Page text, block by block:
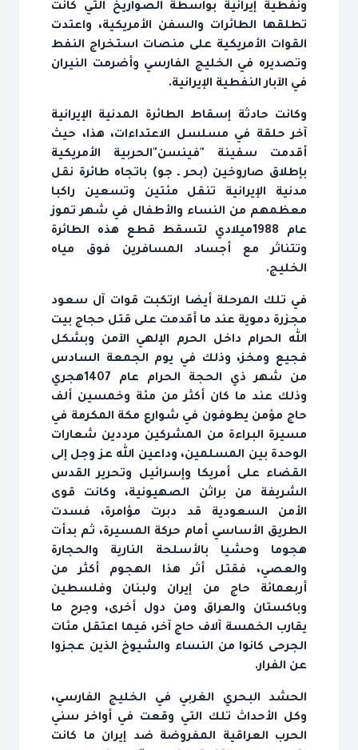
ونفطية إيرانية بواسطة الصواريخ التي كانت
تطلقها الطائرات والسفن الأمريكية، واعتدت
القوات الأمريكية على منصات استخراج النفط
وتصديره في الخليج الفارسي وأضرمت النيران
في الآبار النفطية الإيرانية.
وكانت حادثة إسقاط الطائرة المدنية الإيرانية
آخر حلقة في مسلسل الاعتداءات، هذا، حيث
أقدمت سفينة "فينسن"الحربية الأمريكية
بإطلاق صاروخين (بحر ـ جو) باتجاه طائرة نقل
مدنية الإيرانية تنقل مئتين وتسعين راكبا
معظمهم من النساء والأطفال في شهر تموز
عام 1988ميلادي لتسقط قطع هذه الطائرة
وتتناثر مع أجساد المسافرين فوق مياه
الخليج.
في تلك المرحلة أيضا ارتكبت قوات آل سعود
مجزرة دموية عند ما أقدمت على قتل حجاج بيت
الله الحرام داخل الحرم الإلهي الآمن وبشكل
فجيع ومخز، وذلك في يوم الجمعة السادس
من شهر ذي الحجة الحرام عام 1407هجري
وذلك عند ما كان أكثر من مئة وخمسين ألف
حاج مؤمن يطوفون في شوارع مكة المكرمة في
مسيرة البراءة من المشركين مرددين شعارات
الوحدة بين المسلمين، وداعين الله عز وجل إلى
القضاء على أمريكا وإسرائيل وتحرير القدس
الشريفة من براثن الصهيونية، وكانت قوى
الأمن السعودية قد دبرت مؤامرة، فسدت
الطريق الأساسي أمام حركة المسيرة، ثم بدأت
هجوما وحشيا بالأسلحة النارية والحجارة
والعصي، فقتل أثر هذا الهجوم أكثر من
أربعمائة حاج من إيران ولبنان وفلسطين
وباكستان والعراق ومن دول أخرى، وجرح ما
يقارب الخمسة آلاف حاج آخر، فيما اعتقل مئات
الجرحى كانوا من النساء والشيوخ الذين عجزوا
عن الفرار.
الحشد البحري الغربي في الخليج الفارسي،
وكل الأحداث تلك التي وقعت في أواخر سني
الحرب العراقية المفروضة ضد إيران ما كانت